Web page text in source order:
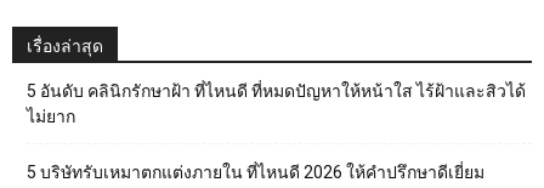
เรื่องล่าสุด
5 อันดับ คลินิกรักษาฝ้า ที่ไหนดี ที่หมดปัญหาให้หน้าใส ไร้ฝ้าและสิวได้
ไม่ยาก
5 บริษัทรับเหมาตกแต่งภายใน ที่ไหนดี 2026 ให้คำปรึกษาดีเยี่ยม